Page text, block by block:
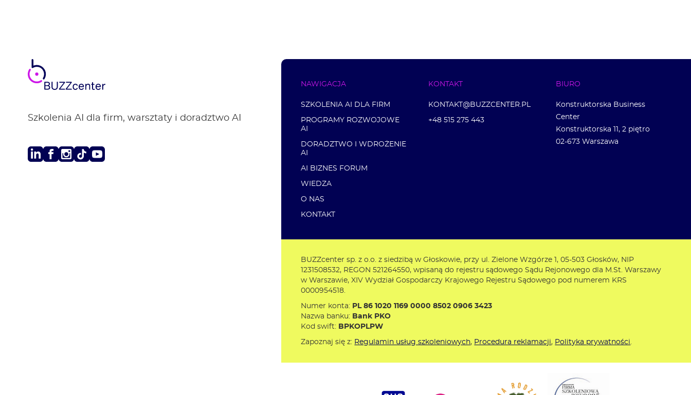
Szkolenia AI dla firm, warsztaty i doradztwo AI
LinkedIn
Facebook
Instagram
NAWIGACJA
SZKOLENIA AI DLA FIRM
PROGRAMY ROZWOJOWE
AI
DORADZTWO I WDROŻENIE
AI
AI BIZNES FORUM
WIEDZA
O NAS
KONTAKT
KONTAKT
KONTAKT@BUZZCENTER.PL
+48 515 275 443
BIURO
Konstruktorska Business
Center
Konstruktorska 11, 2 piętro
02-673 Warszawa
BUZZcenter sp. z o.o. z siedzibą w Głoskowie, przy ul. Zielone Wzgórze 1, 05-503 Głosków, NIP
1231508532, REGON 521264550, wpisaną do rejestru sądowego Sądu Rejonowego dla M.St. Warszawy
w Warszawie, XIV Wydział Gospodarczy Krajowego Rejestru Sądowego pod numerem KRS
0000954518.
Numer konta: PL 86 1020 1169 0000 8502 0906 3423
Nazwa banku: Bank PKO
Kod swift: BPKOPLPW
Zapoznaj się z: Regulamin usług szkoleniowych, Procedura reklamacji, Polityka prywatności.